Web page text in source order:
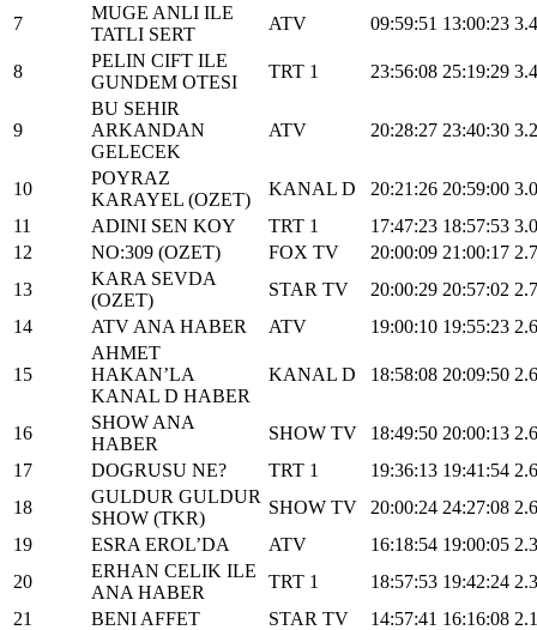
7
MUGE ANLI ILE
TATLI SERT
ATV 09:59:51 13:00:23
8
PELIN CIFT ILE
GUNDEM OTESI
TRT 1 23:56:08 25:19:29
9
BU SEHIR
ARKANDAN
GELECEK
ATV 20:28:27 23:40:30
10
POYRAZ
KARAYEL (OZET)
KANAL D 20:21:26 20:59:00
11
ADINI SEN KOY TRT 1 17:47:23 18:57:53
12
NO:309 (OZET) FOX TV 20:00:09 21:00:17
13
KARA SEVDA
(OZET)
STAR TV 20:00:29 20:57:02
14
ATV ANA HABER ATV 19:00:10 19:55:23
15
AHMET
HAKAN’LA
KANAL D HABER
KANAL D 18:58:08 20:09:50
16
SHOW ANA
HABER
SHOW TV 18:49:50 20:00:13
17
DOGRUSU NE? TRT 1 19:36:13 19:41:54
18
GULDUR GULDUR
SHOW (TKR)
SHOW TV 20:00:24 24:27:08 2.6
19
ESRA EROL’DA ATV 16:18:54 19:00:05
20
ERHAN CELIK ILE
ANA HABER
TRT 1 18:57:53 19:42:24
21
BENI AFFET STAR TV 14:57:41 16:16:08